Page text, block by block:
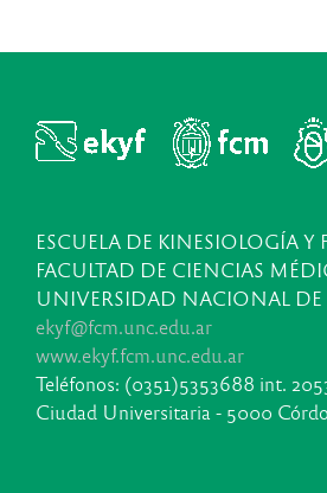
ESCUELA DE KINESIOLOGÍA Y
FACULTAD DE CIENCIAS
UNIVERSIDAD NACIONAL
ekyf@fcm.unc.edu.ar
www.ekyf.fcm.unc.edu.ar
Teléfonos: (0351)5353688 int.
Ciudad Universitaria - 5000